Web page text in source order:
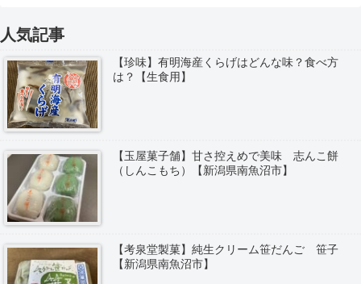
人気記事
【珍味】有明海産くらげはどんな味？食べ方
は？【生食用】
【玉屋菓子舗】甘さ控えめで美味 志んこ餅
（しんこもち）【新潟県南魚沼市】
【考泉堂製菓】純生クリーム笹だんご 笹子
【新潟県南魚沼市】